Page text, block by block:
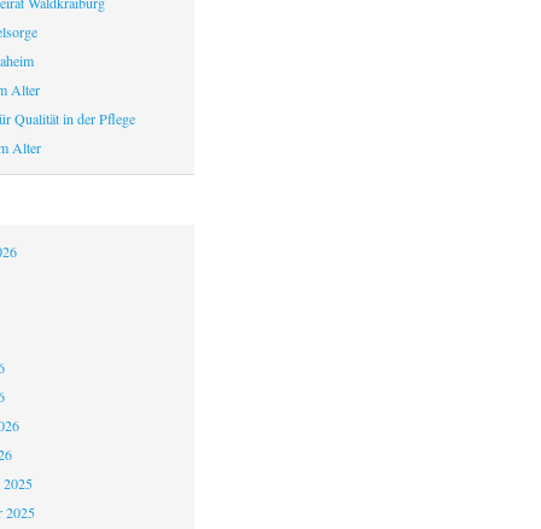
Alter
Qualität in der Pflege
Alter
2025
2025